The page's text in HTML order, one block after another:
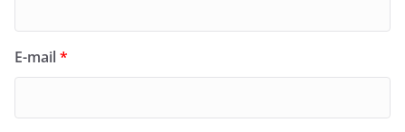
E-mail*